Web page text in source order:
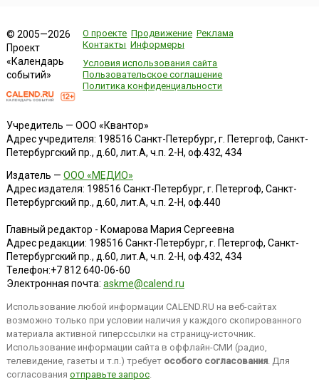
© 2005—2026
Проект
«Календарь
событий»
О проекте Продвижение Реклама
Контакты Информеры
Условия использования сайта
Пользовательское соглашение
Политика конфиденциальности
Учредитель — ООО «Квантор»
Адрес учредителя: 198516 Санкт-Петербург, г. Петергоф, Санкт-
Петербургский пр., д.60, лит.А, ч.п. 2-Н, оф.432, 434
Издатель — ООО «МЕДИО»
Адрес издателя: 198516 Санкт-Петербург, г. Петергоф, Санкт-
Петербургский пр., д.60, лит.А, ч.п. 2-Н, оф.440
Главный редактор - Комарова Мария Сергеевна
Адрес редакции: 198516 Санкт-Петербург, г. Петергоф, Санкт-
Петербургский пр., д.60, лит.А, ч.п. 2-Н, оф.432, 434
Телефон:+7 812 640-06-60
Электронная почта: askme@calend.ru
Использование любой информации CALEND.RU на веб-сайтах
возможно только при условии наличия у каждого скопированного
материала активной гиперссылки на страницу-источник.
Использование информации сайта в оффлайн-СМИ (радио,
телевидение, газеты и т.п.) требует особого согласования. Для
согласования отправьте запрос.